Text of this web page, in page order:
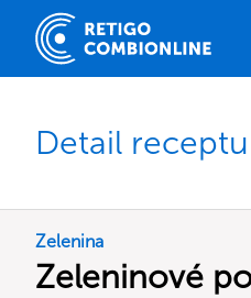
Detail receptu
Zelenina
Zeleninové